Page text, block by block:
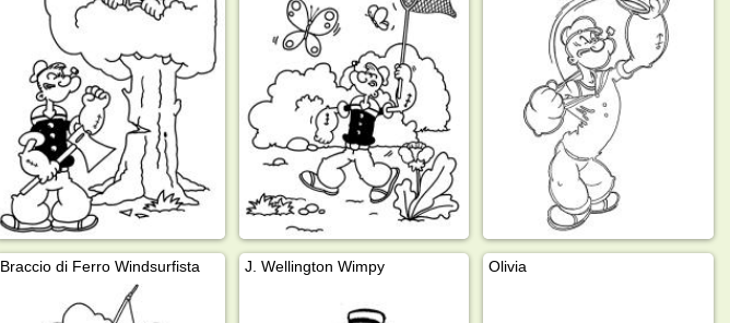
Braccio di Ferro Windsurfista J. Wellington Wimpy Olivia